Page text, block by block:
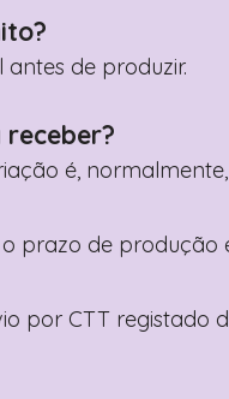
de produzir.
é,
prazo de
por CTT registado